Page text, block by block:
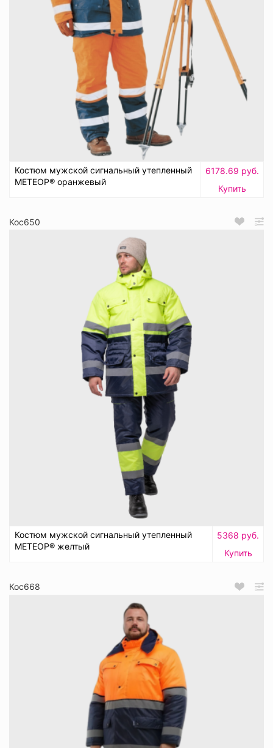
Костюм мужской сигнальный утепленный
МЕТЕОР® оранжевый
6178.69 руб.
Купить
Кос650
Костюм мужской сигнальный утепленный
МЕТЕОР® желтый
5368 руб.
Купить
Кос668